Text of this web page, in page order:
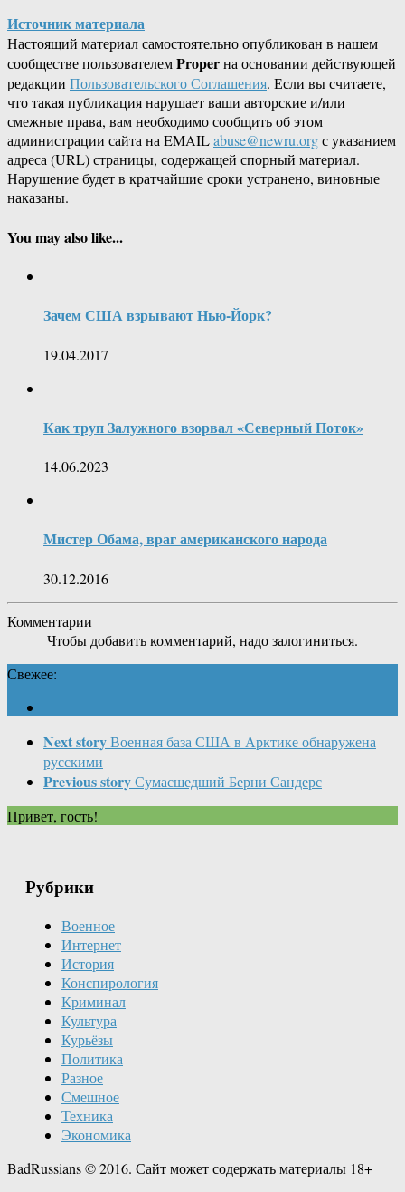
Источник материала
Настоящий материал самостоятельно опубликован в нашем
сообществе пользователемProperна основании действующей
редакции Пользовательского Соглашения. Если вы считаете,
что такая публикация нарушает ваши авторские и/или
смежные права, вам необходимо сообщить об этом
администрации сайта на EMAILabuse@newru.orgс указанием
адреса (URL) страницы, содержащей спорный материал.
Нарушение будет в кратчайшие сроки устранено, виновные
наказаны.
You may also like...
Зачем США взрывают Нью-Йорк?
19.04.2017
Как труп Залужного взорвал «Северный Поток»
14.06.2023
Мистер Обама, враг американского народа
30.12.2016
Комментарии
Чтобы добавить комментарий, надо залогиниться.
Свежее:
Next storyВоенная база США в Арктике обнаружена
русскими
Previous storyСумасшедший Берни Сандерс
Привет, гость!
Рубрики
Военное
Интернет
История
Конспирология
Криминал
Культура
Курьёзы
Политика
Разное
Смешное
Техника
Экономика
BadRussians © 2016. Сайт может содержать материалы 18+